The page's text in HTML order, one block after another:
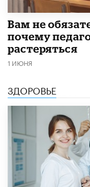
​Вам не
почему
растеряться
1 ИЮНЯ
ЗДОРОВЬЕ